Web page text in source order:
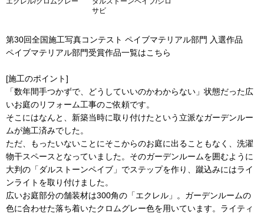
サビ
第30回全国施工写真コンテスト ペイブマテリアル部門 入選作品
ペイブマテリアル部門受賞作品一覧はこちら
[施工のポイント]
「数年間手つかずで、どうしていいのかわからない」状態だった広
いお庭のリフォーム工事のご依頼です。
そこにはなんと、新築当時に取り付けたという立派なガーデンルー
ムが施工済みでした。
ただ、もったいないことにそこからのお庭に出ることもなく、洗濯
物干スペースとなっていました。そのガーデンルームを囲むように
大判の「ダルストーンペイブ」でステップを作り、蹴込みにはライ
ンライトを取り付けました。
広いお庭部分の舗装材は300角の「エクレル」。ガーデンルームの
色に合わせた落ち着いたクロムグレー色を用いています。ライティ